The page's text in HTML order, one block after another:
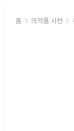
홈 의약품 사전